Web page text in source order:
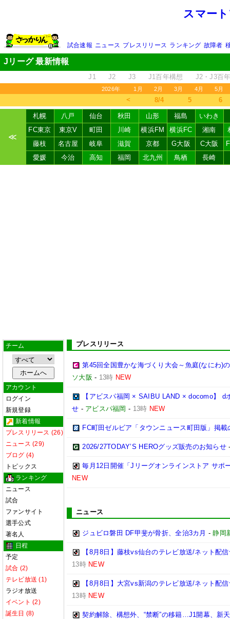
スマー
試合速報 ニュース プレスリリース ランキング 故障者
Jリーグ 最新情報
J1 J2 J3 J1百年構想 J2・J3百
2026年 1月 2月 3月 4月 5月
＜ 8/4 5 6
≪
札幌 八戸 仙台 秋田 山形 福島
いわき
FC東京
東京V 町田 川崎 横浜FM 横浜FC 湘南
藤枝
名古屋 岐阜 滋賀 京都 G大阪 C大阪
愛媛
今治 高知 福岡 北九州 鳥栖 長崎
チーム
アカウント
ログイン
新規登録
新着情報
プレスリリース (26)
ニュース (29)
ブログ (4)
トピックス
ランキング
ニュース
試合
ファンサイト
選手公式
著名人
日程
予定
試合 (2)
テレビ放送 (1)
ラジオ放送
イベント (2)
誕生日 (8)
プレスリリース
第45回全国豊かな海づくり大会～魚庭(なにわ)
ソ大阪 - 13時 NEW
【アビスパ福岡 × SAIBU LAND × docomo】
せ - アビスパ福岡 - 13時 NEW
FC町田ゼルビア「タウンニュース町田版」掲載
2026/27TODAY’S HEROグッズ販売のお知らせ
毎月12日開催「Jリーグオンラインストア サポ
NEW
ニュース
ジュビロ磐田 DF甲斐が骨折、全治3カ月 -静岡
【8月8日】藤枝vs仙台のテレビ放送/ネット配
13時 NEW
【8月8日】大宮vs新潟のテレビ放送/ネット配
13時 NEW
契約解除、構想外、“禁断”の移籍…J1開幕、新